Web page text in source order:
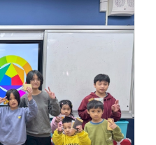
主
播
雅
族
竹